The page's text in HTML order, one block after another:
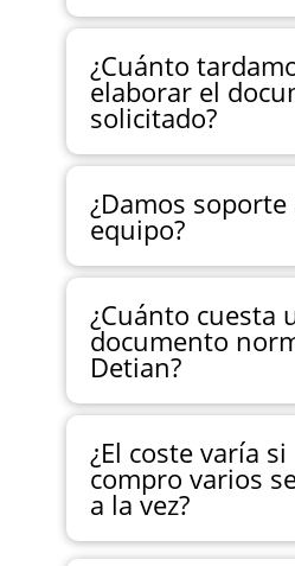
¿Cuánto
elaborar el
solicitado?
¿Damos soporte
equipo?
¿Cuánto cuesta
documento
Detian?
¿El coste varía si
compro varios
a la vez?